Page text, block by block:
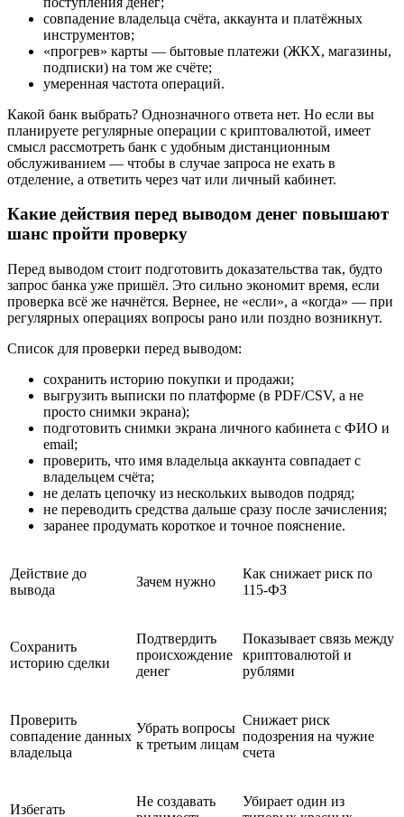
совпадение владельца счёта, аккаунта и платёжных
инструментов;
«прогрев» карты — бытовые платежи (ЖКХ, магазины,
подписки) на том же счёте;
умеренная частота операций.
Какой банк выбрать? Однозначного ответа нет. Но если вы
планируете регулярные операции с криптовалютой, имеет
смысл рассмотреть банк с удобным дистанционным
обслуживанием — чтобы в случае запроса не ехать в
отделение, а ответить через чат или личный кабинет.
Какие действия перед выводом денег повышают
шанс пройти проверку
Перед выводом стоит подготовить доказательства так, будто
запрос банка уже пришёл. Это сильно экономит время, если
проверка всё же начнётся. Вернее, не «если», а «когда» — при
регулярных операциях вопросы рано или поздно возникнут.
Список для проверки перед выводом:
сохранить историю покупки и продажи;
выгрузить выписки по платформе (в PDF/CSV, а не
просто снимки экрана);
подготовить снимки экрана личного кабинета с ФИО и
email;
проверить, что имя владельца аккаунта совпадает с
владельцем счёта;
не делать цепочку из нескольких выводов подряд;
не переводить средства дальше сразу после зачисления;
заранее продумать короткое и точное пояснение.
Действие до
вывода
Зачем нужно
Как снижает риск по
115-ФЗ
Сохранить
историю сделки
Подтвердить
происхождение
денег
Показывает связь между
криптовалютой и
рублями
Проверить
совпадение данных
владельца
Убрать вопросы
к третьим лицам
Снижает риск
подозрения на чужие
счета
Избегать
Не создавать
Убирает один из